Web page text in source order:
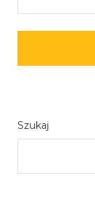
Szukaj